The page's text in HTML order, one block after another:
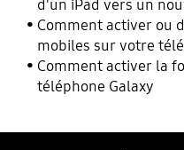
d'un iPad vers un
Smart Switch ?
Comment activer ou
mobiles sur votre
Comment activer la
téléphone Galaxy